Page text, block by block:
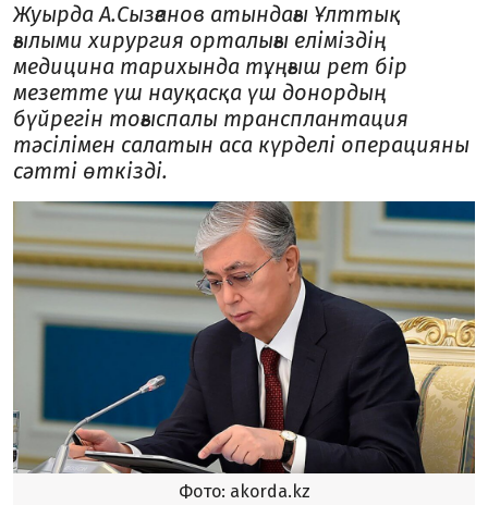
Жуырда А.Сызғанов атындағы Ұлттық
ғылыми хирургия орталығы еліміздің
медицина тарихында тұңғыш рет бір
мезетте үш науқасқа үш донордың
бүйрегін тоғыспалы трансплантация
тәсілімен салатын аса күрделі операцияны
сәтті өткізді.
Фото: akorda.kz